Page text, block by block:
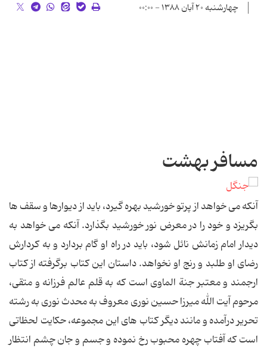
چهارشنبه ۲۰ آبان ۱۳۸۸ - ۰۰:۰۰
مسافر بهشت
آنکه می خواهد از پرتو خورشید بهره گیرد، باید از دیوارها و سقف ها
بگریزد و خود را در معرض نور خورشید بگذارد. آنکه می خواهد به
دیدار امام زمانش نائل شود، باید در راه او گام بردارد و به کردارش
رضای او طلبد و رنج او نخواهد. داستان این کتاب برگرفته از کتاب
ارجمند و معتبر جنة الماوی است که به قلم عالم فرزانه و متقی،
مرحوم آیت الله میرزا حسین نوری معروف به محدث نوری به رشته
تحریر درآمده و مانند دیگر کتاب های این مجموعه، حکایت لحظاتی
است که آفتاب چهره محبوب رخ نموده و جسم و جان چشم انتظار